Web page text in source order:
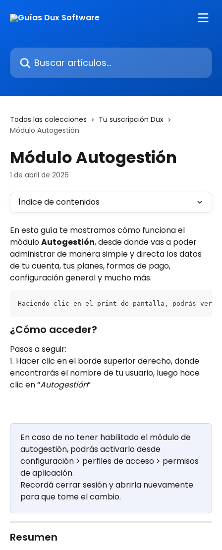
Buscar artículos...
Todas las colecciones
Tu suscripción Dux
Módulo Autogestión
Módulo Autogestión
1 de abril de 2026
Índice de contenidos
En esta guía te mostramos cómo funciona el
módulo Autogestión, desde donde vas a poder
administrar de manera simple y directa los datos
de tu cuenta, tus planes, formas de pago,
configuración general y mucho más.
Haciendo clic en el print de pantalla, podrás ver la
¿Cómo acceder?
Pasos a seguir:
1. Hacer clic en el borde superior derecho, donde
encontrarás el nombre de tu usuario, luego hace
clic en “Autogestión”
En caso de no tener habilitado el módulo de
autogestión, podrás activarlo desde
configuración > perfiles de acceso > permisos
de aplicación.
Recordá cerrar sesión y abrirla nuevamente
para que tome el cambio.
Resumen